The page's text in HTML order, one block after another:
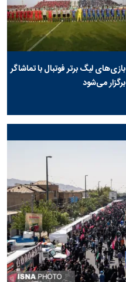
بازی‌های لیگ برتر فوتبال با تماشاگر
برگزار می‌شود